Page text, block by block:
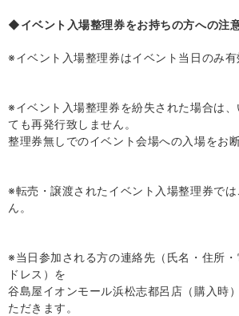
◆イベント入場整理券をお持ちの方への注
※イベント入場整理券はイベント当日のみ有
※イベント入場整理券を紛失された場合は
ても再発行致しません。
整理券無しでのイベント会場への入場をお
※転売・譲渡されたイベント入場整理券で
ん。
※当日参加される方の連絡先（氏名・住所
ドレス）を
谷島屋イオンモール浜松志都呂店（購入時
ただきます。